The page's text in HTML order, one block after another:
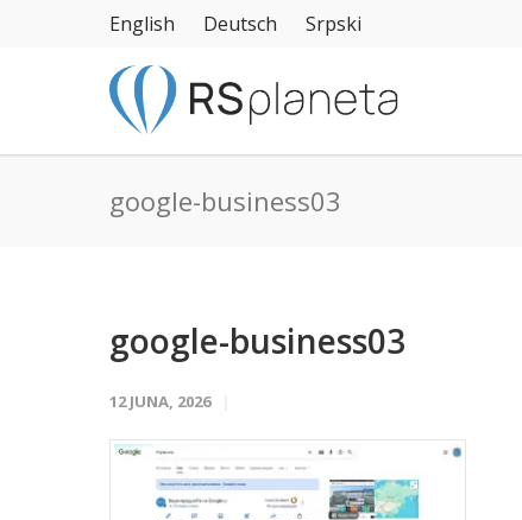
English Deutsch Srpski
google-business03
google-business03
12 JUNA, 2026